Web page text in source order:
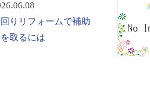
りリフォームで補助
取るには